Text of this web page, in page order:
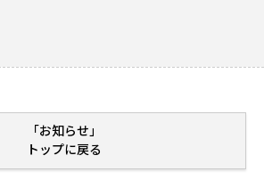
「お知らせ」
トップに戻る